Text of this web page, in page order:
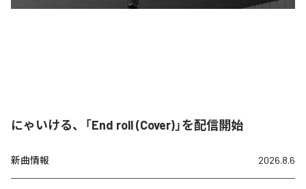
にゃいける、「End roll (Cover)」を配信開始
新曲情報 2026.8.6